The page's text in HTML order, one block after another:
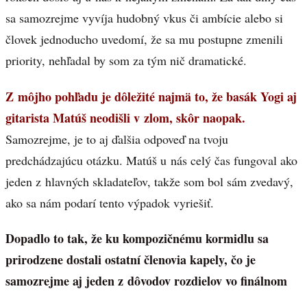
sa samozrejme vyvíja hudobný vkus či ambície alebo si
človek jednoducho uvedomí, že sa mu postupne zmenili
priority, nehľadal by som za tým nič dramatické.
Z môjho pohľadu je dôležité najmä to, že basák Yogi aj
gitarista Matúš neodišli v zlom, skôr naopak.
Samozrejme, je to aj ďalšia odpoveď na tvoju
predchádzajúcu otázku. Matúš u nás celý čas fungoval ako
jeden z hlavných skladateľov, takže som bol sám zvedavý,
ako sa nám podarí tento výpadok vyriešiť.
Dopadlo to tak, že ku kompozičnému kormidlu sa
prirodzene dostali ostatní členovia kapely, čo je
samozrejme aj jeden z dôvodov rozdielov vo finálnom